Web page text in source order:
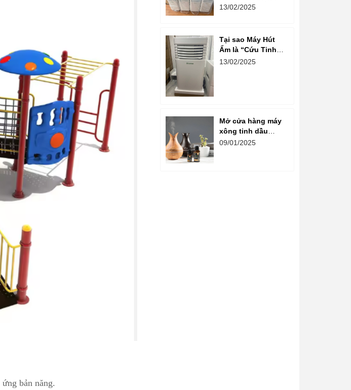
bản năng.
Cho Khu Vui Chơi:
Thông Gió
13/02/2025
Tại sao Máy Hút
Ẩm là “Cứu Tinh”
cho Khu Vui Chơi
13/02/2025
Mở cửa hàng máy
xông tinh dầu
trong các khu vui
09/01/2025